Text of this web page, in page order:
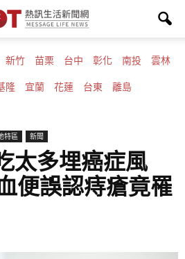
新竹 苗栗 台中 彰化 南投 雲林
隆 宜蘭 花蓮 台東 離島
特區 新聞
太多埋癌症風
便誤認痔瘡竟罹